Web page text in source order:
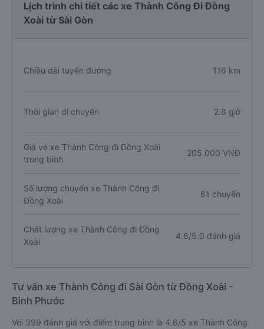
Lịch trình chi tiết các xe Thành Công Đi Đồng
Xoài từ Sài Gòn
Chiều dài tuyến đường 116 km
Thời gian di chuyển 2.8 giờ
Giá vé xe Thành Công đi Đồng Xoài
trung bình
205.000 VNĐ
Số lượng chuyến xe Thành Công đi
Đồng Xoài
61 chuyến
Chất lượng xe Thành Công đi Đồng
Xoài
4.6/5.0 đánh giá
Tư vấn xe Thành Công đi Sài Gòn từ Đồng Xoài -
Bình Phước
Với 399 đánh giá với điểm trung bình là 4.6/5 xe Thành Công